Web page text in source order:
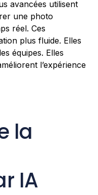
avancées utilisent
une photo
réel. Ces
plus fluide. Elles
équipes. Elles
l’expérience
la
IA